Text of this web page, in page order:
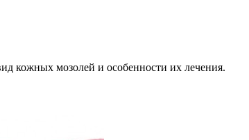
кожных мозолей и особенности их лечения.